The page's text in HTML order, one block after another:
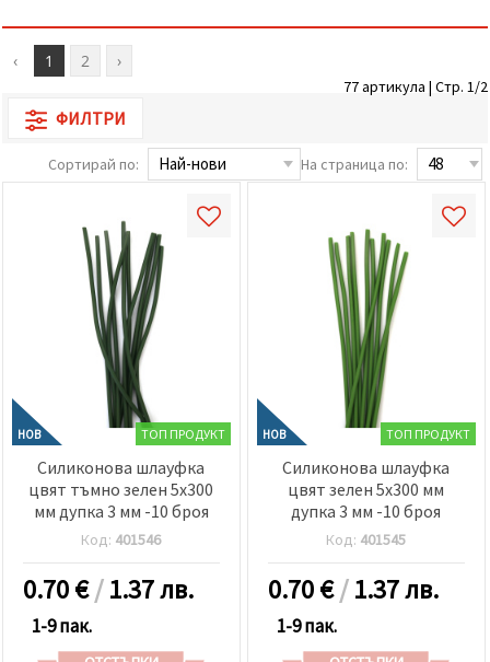
за анализ
и
Можеш да
използваме
предпочитанията
като
избереш
дадения
вид
"бисквитки"
бутона
"Запази"
всички
‹ 1 2 ›
77 артикула | Стр. 1/2
ФИЛТРИ
Сортирай по: На страница по:
НОВ ТОП ПРОДУКТ
Силиконова шлауфка
цвят тъмно зелен 5x300
мм дупка 3 мм -10 броя
Код: 401546
0.70€/1.37 лв.
1-9 пак.
НОВ ТОП ПРОДУКТ
Силиконова шлауфка
цвят зелен 5x300 мм
дупка 3 мм -10 броя
Код: 401545
0.70€/1.37 лв.
1-9 пак.